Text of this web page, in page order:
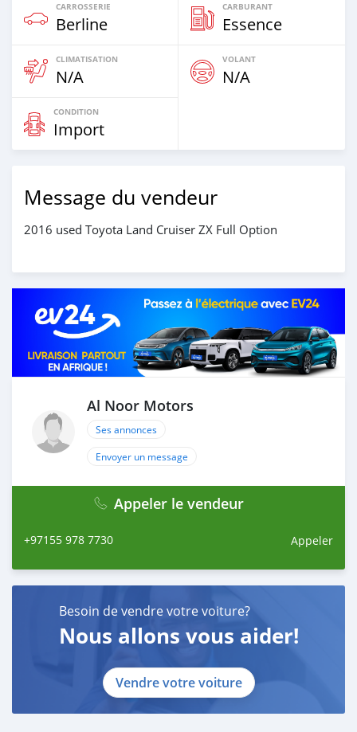
CARROSSERIE
Berline
CARBURANT
Essence
CLIMATISATION
N/A
VOLANT
N/A
CONDITION
Import
Message du vendeur
2016 used Toyota Land Cruiser ZX Full Option
Al Noor Motors
Ses annonces
Envoyer un message
Appeler le vendeur
+97155 978 7730 Appeler
Besoin de vendre votre voiture?
Nous allons vous aider!
Vendre votre voiture